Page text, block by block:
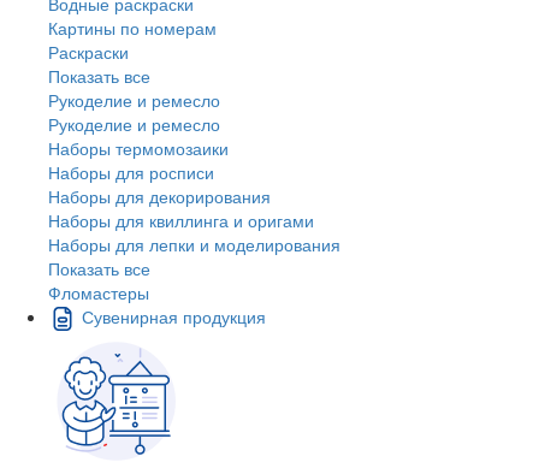
Картины по номерам
Раскраски
Показать все
Рукоделие и ремесло
Рукоделие и ремесло
Наборы термомозаики
Наборы для росписи
Наборы для декорирования
Наборы для квиллинга и оригами
Наборы для лепки и моделирования
Показать все
Фломастеры
Сувенирная продукция